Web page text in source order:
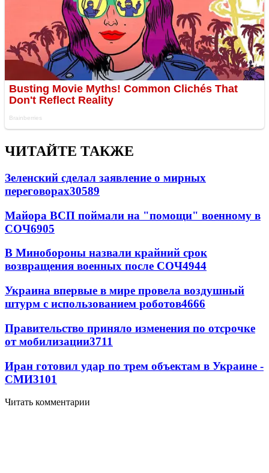
ЧИТАЙТЕ ТАКЖЕ
Зеленский сделал заявление о мирных
переговорах30589
Майора ВСП поймали на "помощи" военному в
СОЧ6905
В Минобороны назвали крайний срок
возвращения военных после СОЧ4944
Украина впервые в мире провела воздушный
штурм с использованием роботов4666
Правительство приняло изменения по отсрочке
от мобилизации3711
Иран готовил удар по трем объектам в Украине -
СМИ3101
Читать комментарии